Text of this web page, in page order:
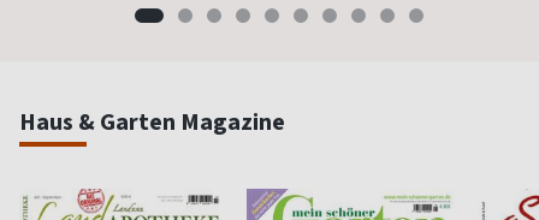
Haus & Garten Magazine